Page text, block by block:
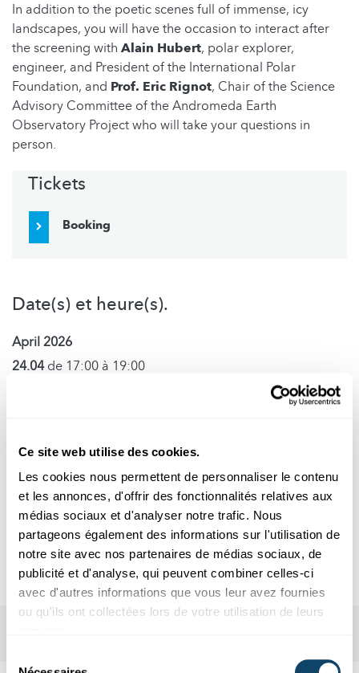
Ce site web utilise des cookies.
Les cookies nous permettent de personnaliser le contenu
et les annonces, d'offrir des fonctionnalités relatives aux
médias sociaux et d'analyser notre trafic. Nous
partageons également des informations sur l'utilisation de
notre site avec nos partenaires de médias sociaux, de
publicité et d'analyse, qui peuvent combiner celles-ci
avec d'autres informations que vous leur avez fournies
ou qu'ils ont collectées lors de votre utilisation de leurs
In addition to the poetic scenes full of immense, icy
landscapes, you will have the occasion to interact after
the screening with Alain Hubert, polar explorer,
engineer, and President of the International Polar
Foundation, and Prof. Eric Rignot, Chair of the Science
Advisory Committee of the Andromeda Earth
Observatory Project who will take your questions in
person.
Tickets
Booking
Date(s) et heure(s).
April 2026
24.04de 17:00 à 19:00
Kinepolis Luxembourg 45 Avenue JF Kennedy L-1855
Luxembourg
Avenue JF Kennedy
1855 Luxembourg